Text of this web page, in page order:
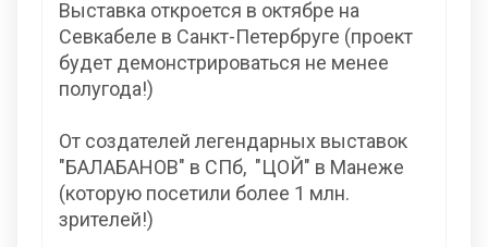
Выставка откроется в октябре на
Севкабеле в Санкт-Петербруге (проект
будет демонстрироваться не менее
полугода!)
От создателей легендарных выставок
"БАЛАБАНОВ" в СПб, "ЦОЙ" в Манеже
(которую посетили более 1 млн.
зрителей!)